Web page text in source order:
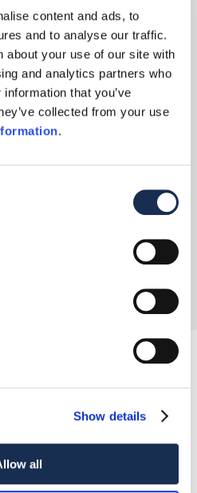
content and ads, to
and to analyse our traffic.
about your use of our site with
and analytics partners who
that you’ve
collected from your use
.
Show details
all
e il rapporto
professionale.
con istituzioni,
e della
player di riferimento
italiano nella sua
nel dettaglio